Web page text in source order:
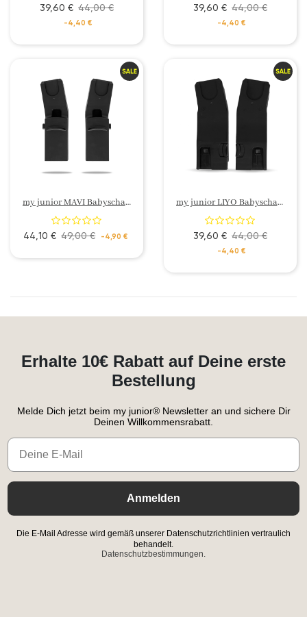
39,60 € 44,00 €
-4,40 €
39,60 € 44,00 €
-4,40 €
my junior MAVI Babyschalenadapter
44,10 € 49,00 € -4,90 €
my junior LIYO Babyschalenadapter
39,60 € 44,00 €
-4,40 €
Erhalte 10€ Rabatt auf Deine erste
Bestellung
Melde Dich jetzt beim my junior® Newsletter an und sichere Dir
Deinen Willkommensrabatt.
Email
Anmelden
Die E-Mail Adresse wird gemäß unserer Datenschutzrichtlinien vertraulich
behandelt.
Datenschutzbestimmungen.